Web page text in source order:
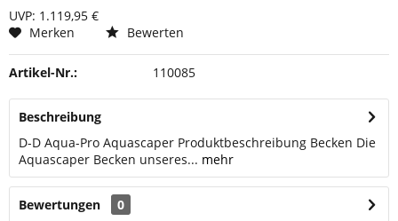
UVP: 1.119,95 €
Merken
Bewerten
Artikel-Nr.: 110085
Beschreibung
D-D Aqua-Pro Aquascaper Produktbeschreibung Becken Die
Aquascaper Becken unseres... mehr
Bewertungen
0